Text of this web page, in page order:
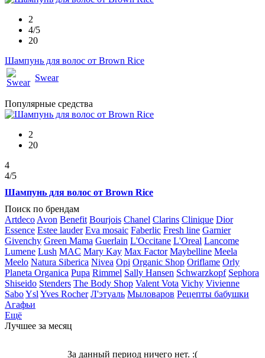
2
4/5
20
Шампунь для волос от Brown Rice
Swear
Популярные средства
2
20
4
4/5
Шампунь для волос от Brown Rice
Поиск по брендам
Artdeco Avon Benefit Bourjois Chanel Clarins Clinique Dior
Essence Estee lauder Eva mosaic Faberlic Fresh line Garnier
Givenchy Green Mama Guerlain L'Occitane L'Oreal Lancome
Lumene Lush MAC Mary Kay Max Factor Maybelline Meela
Meelo Natura Siberica Nivea Opi Organic Shop Oriflame Orly
Planeta Organica Pupa Rimmel Sally Hansen Schwarzkopf Sephora
Shiseido Stenders The Body Shop Valent Vota Vichy Vivienne
SaboYsl Yves Rocher Л'этуаль Мыловаров Рецепты бабушки
Агафьи
Ещё
Лучшее за месяц
За данный период ничего нет. :(